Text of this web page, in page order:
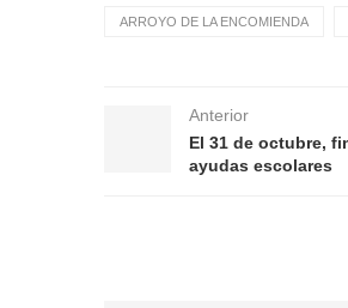
ARROYO DE LA ENCOMIENDA
Anterior
El 31 de octubre,
ayudas escolares